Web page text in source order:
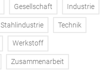
Gesellschaft Industrie
Stahlindustrie Technik
Werkstoff
Zusammenarbeit